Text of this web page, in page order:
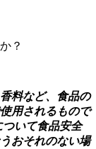
？
料など、食品の
用されるもので
いて食品安全
おそれのない場